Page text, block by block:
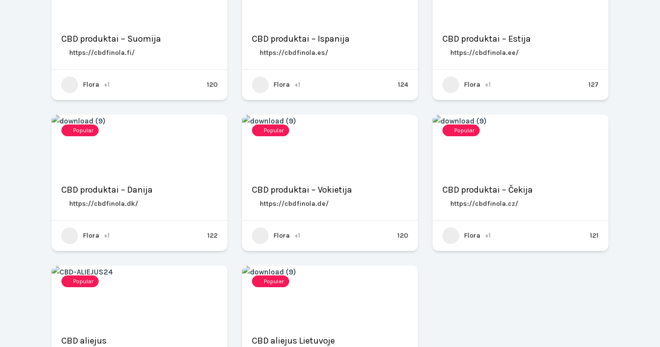
CBD produktai – Suomija
https://cbdfinola.fi/
Flora +1 120
CBD produktai – Ispanija
https://cbdfinola.es/
Flora +1 124
CBD produktai – Estija
https://cbdfinola.ee/
Flora +1 127
Popular
CBD produktai – Danija
https://cbdfinola.dk/
Flora +1 122
Popular
CBD produktai – Vokietija
https://cbdfinola.de/
Flora +1 120
Popular
CBD produktai – Čekija
https://cbdfinola.cz/
Flora +1 121
Popular
CBD aliejus
Popular
CBD aliejus Lietuvoje